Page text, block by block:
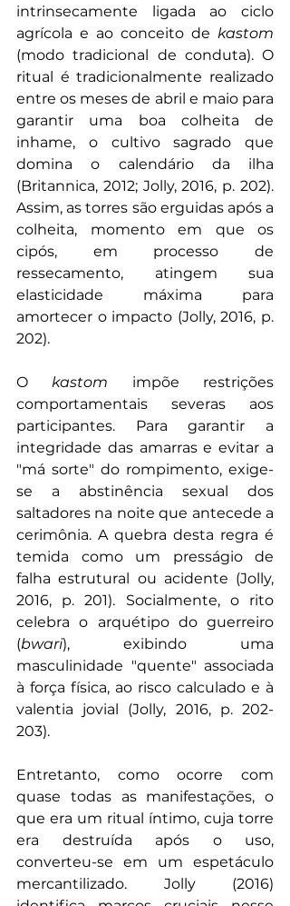
intrinsecamente ligada ao ciclo
agrícola e ao conceito de kastom
(modo tradicional de conduta). O
ritual é tradicionalmente realizado
entre os meses de abril e maio para
garantir uma boa colheita de
inhame, o cultivo sagrado que
domina o calendário da ilha
(Britannica, 2012; Jolly, 2016, p. 202).
Assim, as torres são erguidas após a
colheita, momento em que os
cipós, em processo de
ressecamento, atingem sua
elasticidade máxima para
amortecer o impacto (Jolly, 2016, p.
202).
O kastom impõe restrições
comportamentais severas aos
participantes. Para garantir a
integridade das amarras e evitar a
"má sorte" do rompimento, exige-
se a abstinência sexual dos
saltadores na noite que antecede a
cerimônia. A quebra desta regra é
temida como um presságio de
falha estrutural ou acidente (Jolly,
2016, p. 201). Socialmente, o rito
celebra o arquétipo do guerreiro
(bwari), exibindo uma
masculinidade "quente" associada
à força física, ao risco calculado e à
valentia jovial (Jolly, 2016, p. 202-
203).
Entretanto, como ocorre com
quase todas as manifestações, o
que era um ritual íntimo, cuja torre
era destruída após o uso,
converteu-se em um espetáculo
mercantilizado. Jolly (2016)